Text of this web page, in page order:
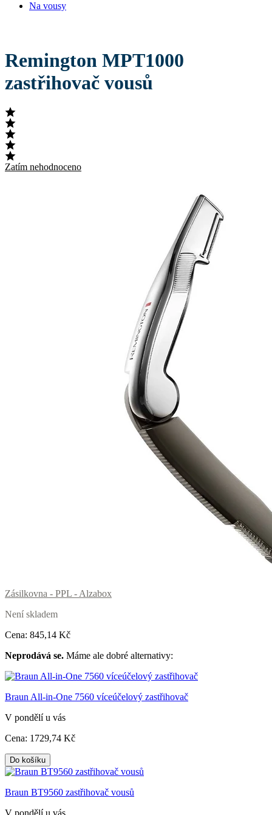
Na vousy
Remington MPT1000
zastřihovač vousů
Zatím nehodnoceno
Zásilkovna - PPL - Alzabox
Není skladem
Cena: 845,14 Kč
Neprodává se. Máme ale dobré alternativy:
Braun All-in-One 7560 víceúčelový zastřihovač
V pondělí u vás
Cena: 1729,74 Kč
Do košíku
Braun BT9560 zastřihovač vousů